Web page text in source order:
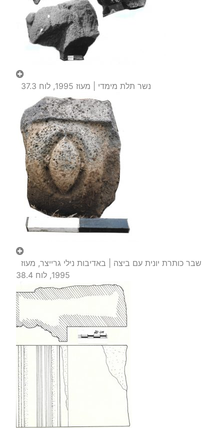
נשר תלת מימדי | מעוז 1995, לוח 37.3
שבר כותרת יונית עם ביצה | באדיבות נילי גרייצר, מעוז
1995, לוח 38.4